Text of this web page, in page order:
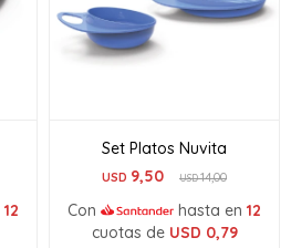
12
Set Platos Nuvita
USD 9,50 USD14,00
Con hasta en 12
cuotas de USD 0,79